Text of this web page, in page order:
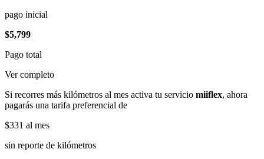
pago inicial
$5,799
Pago total
Ver completo
Si recorres más kilómetros al mes activa tu servicio miiflex, ahora
pagarás una tarifa preferencial de
$331 al mes
sin reporte de kilómetros